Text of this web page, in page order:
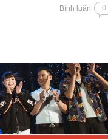
Bình luận 0